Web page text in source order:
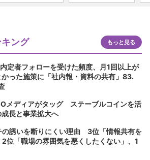
ング もっと見る
定者フォローを受けた頻度、月1回以上が
った施策に「社内報・資料の共有」83.
メディアがタッグ ステーブルコインを活
長と事業拡大へ
の誘いを断りにくい理由 3位「情報共有を
位「職場の雰囲気を悪くしたくない」、1